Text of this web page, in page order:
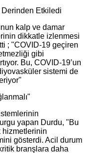
Derinden Etkiledi
kalp ve damar
dikkatle izlenmesi
; "COVID-19 geçiren
gibi
Bu, COVID-19’un
sistemi de
yapan Durdu, "Bu
hizmetlerinin
gösterdi. Acil durum
branşlara daha